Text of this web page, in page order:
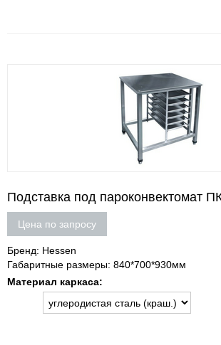
Подставка под пароконвектомат
Цена по запросу
Бренд: Hessen
Габаритные размеры: 840*700*930мм
Материал каркаса: